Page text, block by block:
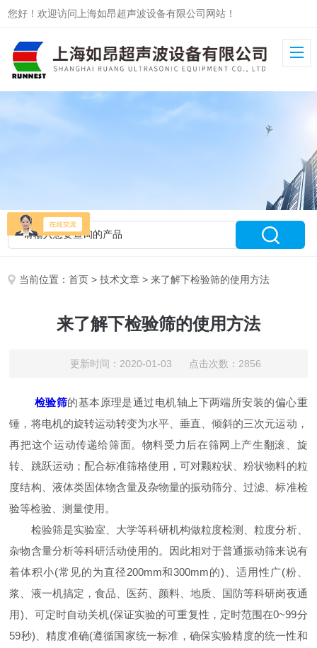
您好！欢迎访问上海如昂超声波设备有限公司网站！
当前位置：首页 >技术文章 > 来了解下检验筛的使用方法
来了解下检验筛的使用方法
更新时间：2020-01-03 点击次数：2856
检验筛的基本原理是通过电机轴上下两端所安装的偏心重
锤，将电机的旋转运动转变为水平、垂直、倾斜的三次元运动，
再把这个运动传递给筛面。物料受力后在筛网上产生翻滚、旋
转、跳跃运动；配合标准筛格使用，可对颗粒状、粉状物料的粒
度结构、液体类固体物含量及杂物量的振动筛分、过滤、标准检
验等检验、测量使用。
检验筛是实验室、大学等科研机构做粒度检测、粒度分析、
杂物含量分析等科研活动使用的。因此相对于普通振动筛来说有
着体积小(常见的为直径200mm和300mm的)、适用性广(粉、
浆、液一机搞定，食品、医药、颜料、地质、国防等科研岗夜通
用)、可定时自动关机(保证实验的可重复性，定时范围在0~99分
59秒)、精度准确(遵循国家统一标准，确保实验精度的统一性和